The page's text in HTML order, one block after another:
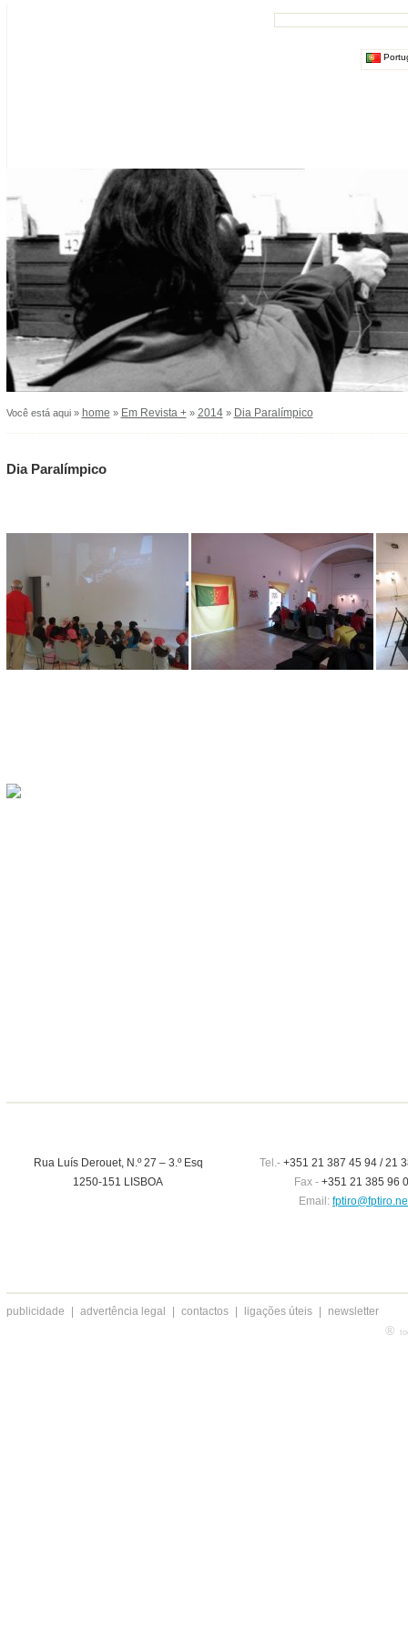
Você está aqui » home » Em Revista +» 2014» Dia Paralímpico
Dia Paralímpico
Rua Luís Derouet, N.º 27 – 3.º Esq
1250-151 LISBOA
Tel.-+351 21 387 45 94 / 21
Fax - +351 21 385 96
Email:
publicidade advertência legal contactos ligações úteis newsletter
®